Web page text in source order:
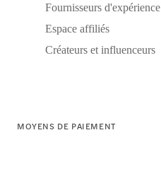
Fournisseurs d'expérience
Espace affiliés
Créateurs et influenceurs
MOYENS DE PAIEMENT